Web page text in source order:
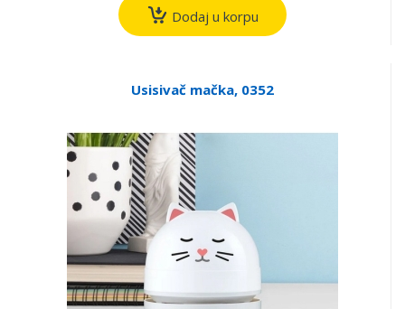
Dodaj u korpu
Usisivač mačka, 0352